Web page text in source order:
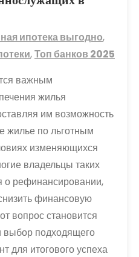
ипотека выгодно,
,Топ банков 2025
важным
жилья
им возможность
жилье по льготным
изменяющихся
владельцы таких
о рефинансировании,
финансовую
вопрос становится
выбор подходящего
для итогового успеха